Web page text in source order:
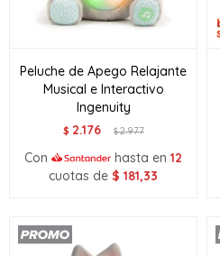
Peluche de Apego Relajante
Musical e Interactivo
Ingenuity
$ 2.176 $2.977
Con hasta en 12
cuotas de $ 181,33